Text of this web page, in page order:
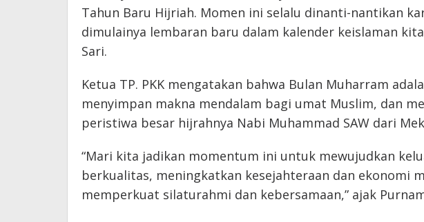
Tahun Baru Hijriah. Momen ini selalu dinanti-nantikan
dimulainya lembaran baru dalam kalender keislaman
Sari.
Ketua TP. PKK mengatakan bahwa Bulan Muharram
menyimpan makna mendalam bagi umat Muslim, dan
peristiwa besar hijrahnya Nabi Muhammad SAW dari
“Mari kita jadikan momentum ini untuk mewujudkan
berkualitas, meningkatkan kesejahteraan dan ekonomi
memperkuat silaturahmi dan kebersamaan,” ajak